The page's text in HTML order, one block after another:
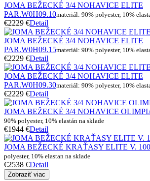
JOMA BEŽECKÉ 3/4 NOHAVICE ELITE
PAR.W0H09.10materiál: 90% polyester, 10%
€2229 €Detail
JOMA BEŽECKÉ 3/4 NOHAVICE ELITE
PAR.W0H09.15materiál: 90% polyester, 10%
€2229 €Detail
JOMA BEŽECKÉ 3/4 NOHAVICE ELITE
PAR.W0H09.30materiál: 90% polyester, 10%
€2229 €Detail
JOMA BEŽECKÉ 3/4 NOHAVICE
90% polyester, 10% elastán na sklade
€1944 €Detail
JOMA BEŽECKÉ KRAŤASY ELITE V.
polyester, 10% elastan na sklade
€2538 €Detail
Zobraziť viac